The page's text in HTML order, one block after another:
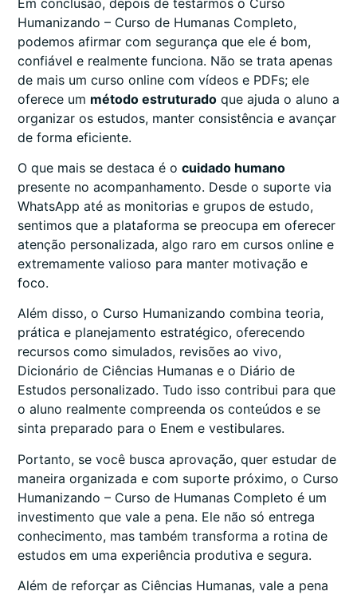
Humanizando – Curso de Humanas Completo,
podemos afirmar com segurança que ele é bom,
confiável e realmente funciona. Não se trata apenas
de mais um curso online com vídeos e PDFs; ele
oferece um método estruturado que ajuda o aluno a
organizar os estudos, manter consistência e avançar
de forma eficiente.
O que mais se destaca é o cuidado humano
presente no acompanhamento. Desde o suporte via
WhatsApp até as monitorias e grupos de estudo,
sentimos que a plataforma se preocupa em oferecer
atenção personalizada, algo raro em cursos online e
extremamente valioso para manter motivação e
foco.
Além disso, o Curso Humanizando combina teoria,
prática e planejamento estratégico, oferecendo
recursos como simulados, revisões ao vivo,
Dicionário de Ciências Humanas e o Diário de
Estudos personalizado. Tudo isso contribui para que
o aluno realmente compreenda os conteúdos e se
sinta preparado para o Enem e vestibulares.
Portanto, se você busca aprovação, quer estudar de
maneira organizada e com suporte próximo, o Curso
Humanizando – Curso de Humanas Completo é um
investimento que vale a pena. Ele não só entrega
conhecimento, mas também transforma a rotina de
estudos em uma experiência produtiva e segura.
Além de reforçar as Ciências Humanas, vale a pena